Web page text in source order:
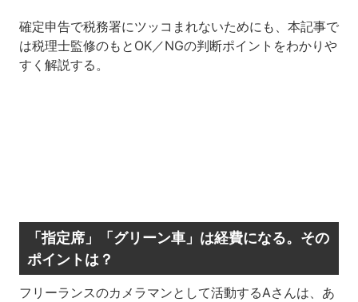
確定申告で税務署にツッコまれないためにも、本記事で
は税理士監修のもとOK／NGの判断ポイントをわかりや
すく解説する。
「指定席」「グリーン車」は経費になる。その
ポイントは？
フリーランスのカメラマンとして活動するAさんは、あ